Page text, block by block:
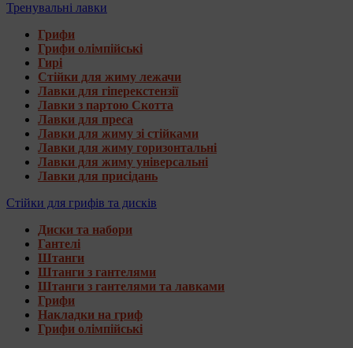
Тренувальні лавки
Грифи
Грифи олімпійські
Гирі
Стійки для жиму лежачи
Лавки для гіперекстензії
Лавки з партою Скотта
Лавки для преса
Лавки для жиму зі стійками
Лавки для жиму горизонтальні
Лавки для жиму універсальні
Лавки для присідань
Стійки для грифів та дисків
Диски та набори
Гантелі
Штанги
Штанги з гантелями
Штанги з гантелями та лавками
Грифи
Накладки на гриф
Грифи олімпійські